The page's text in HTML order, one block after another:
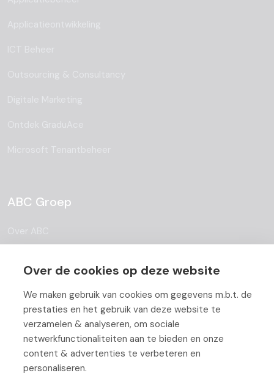
ABC Groep
Blog
Contact
Over de cookies op deze website
We maken gebruik van cookies om gegevens m.b.t. de
prestaties en het gebruik van deze website te
verzamelen & analyseren, om sociale
netwerkfunctionaliteiten aan te bieden en onze
content & advertenties te verbeteren en
personaliseren.